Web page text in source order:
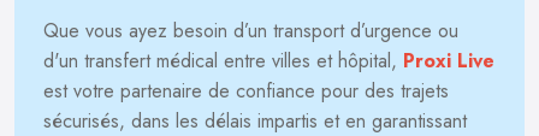
Que vous ayez besoin d’un transport d’urgence ou
d'un transfert médical entre villes et hôpital, Proxi Live
est votre partenaire de confiance pour des trajets
sécurisés, dans les délais impartis et en garantissant